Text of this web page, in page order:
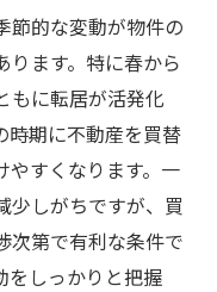
整理する
点を持つ
る
る門真市の戦略
戦略
件選び
ンテナンス
節的な変動が物件の
ります。特に春から
もに転居が活発化
時期に不動産を買替
やすくなります。一
少しがちですが、買
次第で有利な条件で
をしっかりと把握